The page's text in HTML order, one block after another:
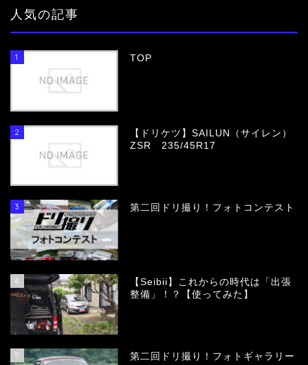
人気の記事
1 TOP
2
【ドリケツ】SAILUN（サイレン）
ZSR 235/45R17
3 第二回ドリ撮り！フォトコンテスト
4
【Seibii】これからの時代は「出張
整備」！？【使ってみた】
5 第二回ドリ撮り！フォトギャラリー